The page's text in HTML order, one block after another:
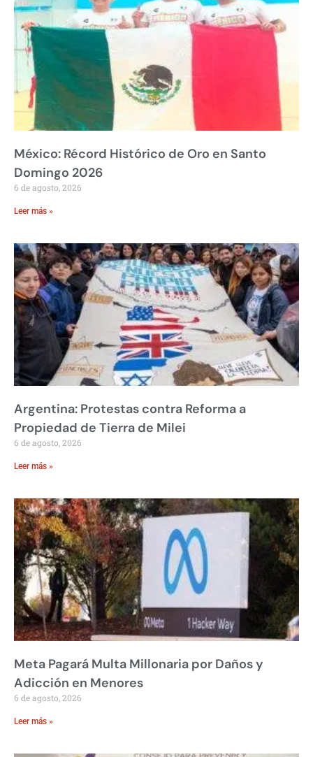
México: Récord Histórico de Oro en Santo
Domingo 2026
6 de agosto, 2026
Leer más »
Argentina: Protestas contra Reforma a
Propiedad de Tierra de Milei
6 de agosto, 2026
Leer más »
Meta Pagará Multa Millonaria por Daños y
Adicción en Menores
6 de agosto, 2026
Leer más »